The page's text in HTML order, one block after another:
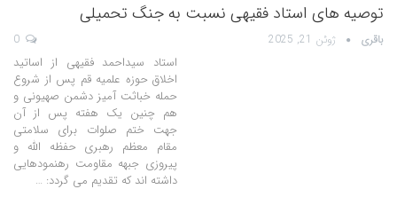
توصیه های استاد فقیهی نسبت به جنگ تحمیلی
باقری ژوئن 21, 2025
استاد سیداحمد فقیهی از اساتید
اخلاق حوزه علمیه قم پس از شروع
حمله خباثت آمیز دشمن صهیونی و
هم چنین یک هفته پس از آن
جهت ختم صلوات برای سلامتی
مقام معظم رهبری حفظه الله و
پیروزی جبهه مقاومت رهنمودهایی
داشته اند که تقدیم می گردد: …